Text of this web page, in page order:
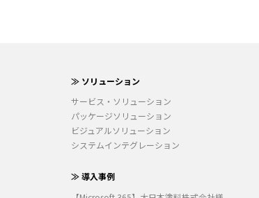
≫ ソリューション
サービス・ソリューション
パッケージソリューション
ビジュアルソリューション
システムインテグレーション
≫ 導入事例